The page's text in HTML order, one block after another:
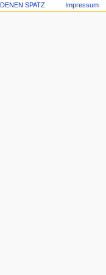
SPATZ Impressum